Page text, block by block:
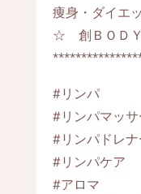
痩身・ダイエ
☆ 創ＢＯＤ
#リンパ
#リンパマッサ
#リンパドレナ
#リンパケア
#アロマ